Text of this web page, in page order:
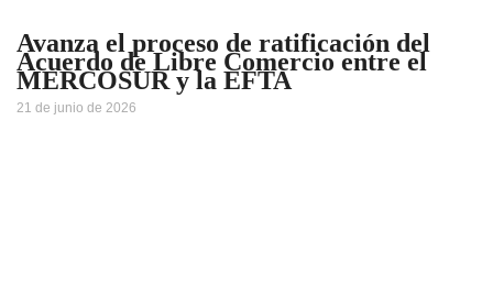
Avanza el proceso de ratificación del
Acuerdo de Libre Comercio entre el
MERCOSUR y la EFTA
21 de junio de 2026